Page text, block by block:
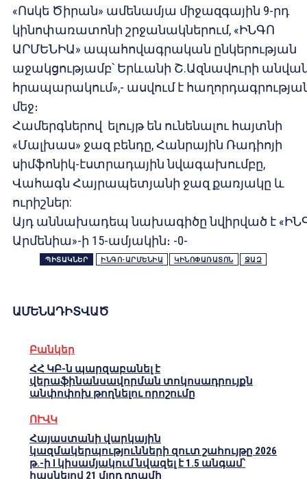
«Ոսկե Ծիրան» ամենամյա միջազգային 9-րդ
կինոփառատոնի շրջանակներում, «ԻՆԳՈ
ԱՐՄԵՆԻԱ» ապահովագրական ընկերության
աջակցությամբ՝ Երևանի Շ.Ազնավուրի
հրապարակում»,- ասվում է
մեջ։
Համերգներով ելույթ են ունենալու հայտնի
«Մալխաս» ջազ բենդը, Հանրային Ռադիոյի
սիմֆոնիկ-էստրադային նվագախումբը,
Վահագն Հայրապետյանի ջազ քառյակը և
ուրիշներ:
Այդ աննախադեպ նախագիծը նվիրված է
Արմենիա»-ի 15-ամյակին։ -0-
ՊԻՏԱԿՆԵՐ ԻՆԳՈ-ԱՐՄԵՆԻԱ ԿԻՆՈՓԱՌԱՏՈՆ ՋԱԶ
ԱՄԵՆԱԴԻՏՎԱԾ
Բանկեր
ՀՀ ԿԲ-ն պարզաբանել է
վերաֆինանսավորման տոկոսադրույքն
անփոփոխ թողնելու որոշումը
ՈՒՎԿ
Հայաստանի վարկային
կազմակերպությունների զուտ շահույթը 2026
թ.-ի I կիսամյակում նվազել է 1.5 անգամ՝
հասնելով 21 մլրդ դրամի